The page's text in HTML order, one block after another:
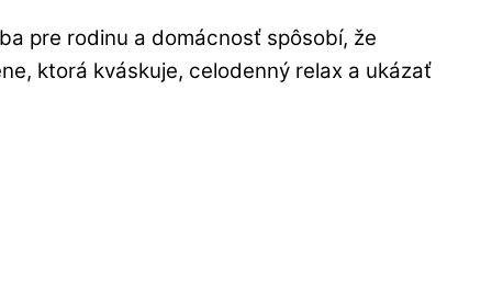
pre rodinu a domácnosť spôsobí, že
ktorá kváskuje, celodenný relax a ukázať